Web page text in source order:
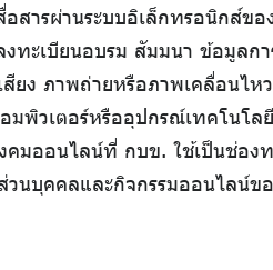
สารผ่านระบบอิเล็กทรอนิกส์ข
ะเบียนอบรม สัมมนา ข้อมูลกา
ง ภาพถ่ายหรือภาพเคลื่อนไหว
วเตอร์หรืออุปกรณ์เทคโนโล
มออนไลน์ที่ กบข. ใช้เป็นช่อง
นบุคคลและกิจกรรมออนไลน์